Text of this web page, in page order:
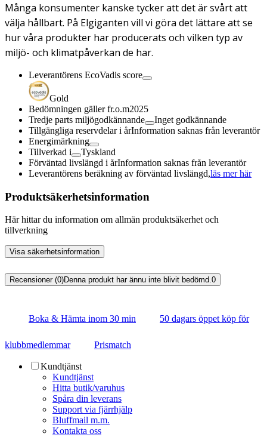
Många konsumenter kanske tycker att det är svårt att
välja hållbart. På Elgiganten vill vi göra det lättare att se
hur våra produkter har producerats och vilken typ av
miljö- och klimatpåverkan de har.
Leverantörens EcoVadis score
Gold
Bedömningen gäller fr.o.m2025
Tredje parts miljögodkännande
Inget godkännande
Tillgängliga reservdelar i årInformation saknas från leverantör
Energimärkning
Tillverkad i
Tyskland
Förväntad livslängd i årInformation saknas från leverantör
Leverantörens beräkning av förväntad livslängd,läs mer här
Produktsäkerhetsinformation
Här hittar du information om allmän produktsäkerhet och
tillverkning
Visa säkerhetsinformation
Recensioner (0)Denna produkt har ännu inte blivit bedömd.0
Boka & Hämta inom 30 min 50 dagars öppet köp för
klubbmedlemmar Prismatch
Kundtjänst
Kundtjänst
Hitta butik/varuhus
Spåra din leverans
Support via fjärrhjälp
Bluffmail m.m.
Kontakta oss